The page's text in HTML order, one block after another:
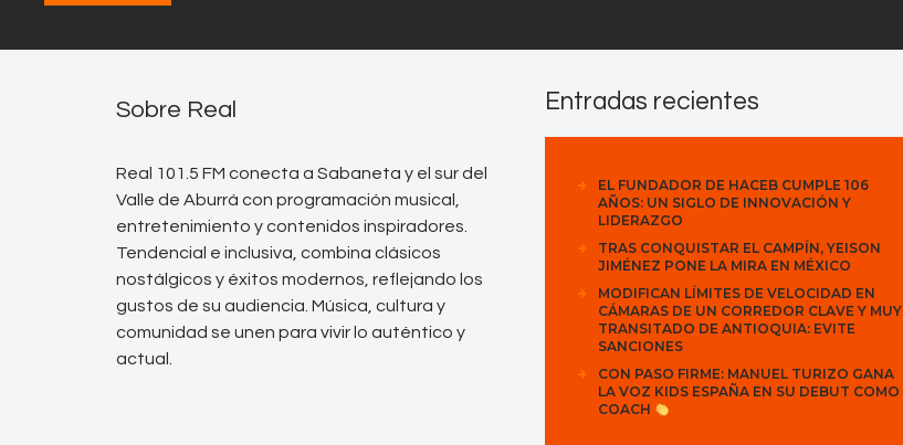
Sobre Real
Real 101.5 FM conecta a Sabaneta y el sur del
Valle de Aburrá con programación musical,
entretenimiento y contenidos inspiradores.
Tendencial e inclusiva, combina clásicos
nostálgicos y éxitos modernos, reflejando los
gustos de su audiencia. Música, cultura y
comunidad se unen para vivir lo auténtico y
actual.
Entradas recientes
EL FUNDADOR DE HACEB CUMPLE 106
AÑOS: UN SIGLO DE INNOVACIÓN Y
LIDERAZGO
TRAS CONQUISTAR EL CAMPÍN, YEISON
JIMÉNEZ PONE LA MIRA EN MÉXICO
MODIFICAN LÍMITES DE VELOCIDAD EN
CÁMARAS DE UN CORREDOR CLAVE Y MUY
TRANSITADO DE ANTIOQUIA: EVITE
SANCIONES
CON PASO FIRME: MANUEL TURIZO GANA
LA VOZ KIDS ESPAÑA EN SU DEBUT COMO
COACH